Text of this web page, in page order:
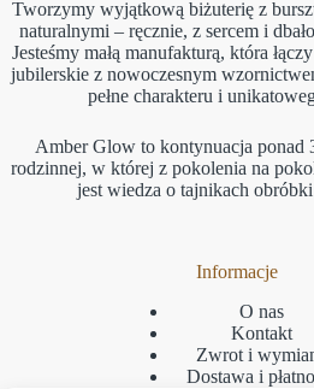
Tworzymy wyjątkową biżuterię z
naturalnymi – ręcznie, z sercem i
Jesteśmy małą manufakturą, która
jubilerskie z nowoczesnym
pełne charakteru i
Amber Glow to kontynuacja ponad
rodzinnej, w której z pokolenia na
jest wiedza o tajnikach
Informacje
O nas
Kontakt
Zwrot i
Dostawa i